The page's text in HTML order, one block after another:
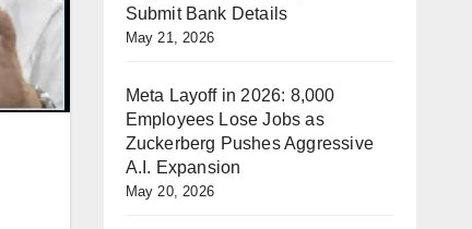
Submit Bank Details
May 21, 2026
Meta Layoff in 2026: 8,000
Employees Lose Jobs as
Zuckerberg Pushes Aggressive
A.I. Expansion
May 20, 2026